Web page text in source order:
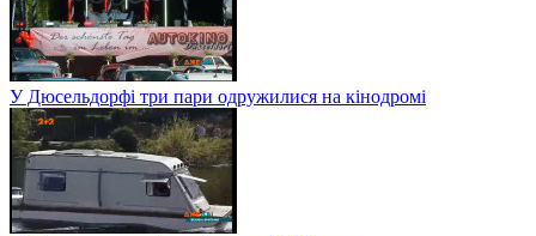
У Дюсельдорфі три пари одружилися на кінодромі